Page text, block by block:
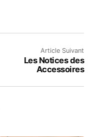
Article Suivant
Les Notices des
Accessoires